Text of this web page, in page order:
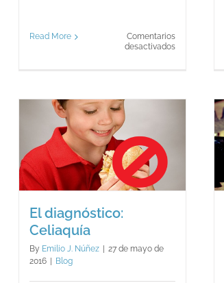
Read More
Comentarios
desactivadosen
El diagnóstico:
Celiaquía
By Emilio J. Núñez
27 de mayo de
2016
Blog
Día mundial, ¿sin
tabaco?
Blog